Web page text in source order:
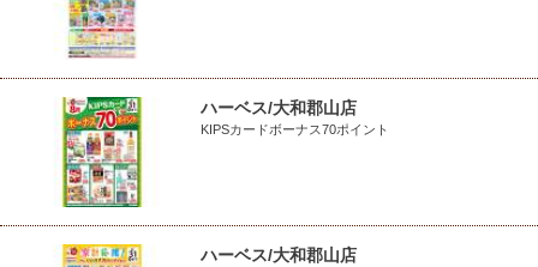
ハーベス/大和郡山店
KIPSカードボーナス70ポイント
ハーベス/大和郡山店